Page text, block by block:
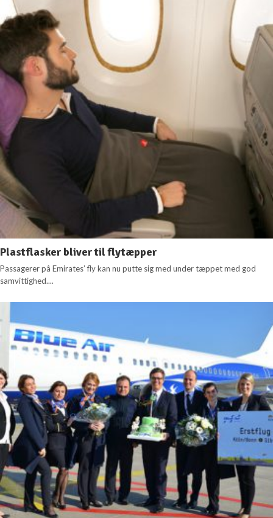
Plastflasker bliver til flytæpper
Passagerer på Emirates’ fly kan nu putte sig med under tæppet med god
samvittighed....